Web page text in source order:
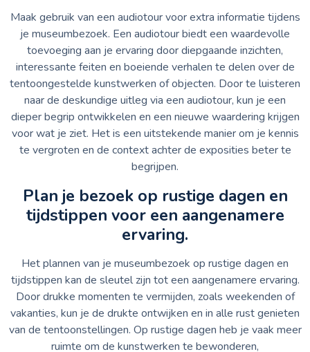
Maak gebruik van een audiotour voor extra informatie tijdens
je museumbezoek. Een audiotour biedt een waardevolle
toevoeging aan je ervaring door diepgaande inzichten,
interessante feiten en boeiende verhalen te delen over de
tentoongestelde kunstwerken of objecten. Door te luisteren
naar de deskundige uitleg via een audiotour, kun je een
dieper begrip ontwikkelen en een nieuwe waardering krijgen
voor wat je ziet. Het is een uitstekende manier om je kennis
te vergroten en de context achter de exposities beter te
begrijpen.
Plan je bezoek op rustige dagen en
tijdstippen voor een aangenamere
ervaring.
Het plannen van je museumbezoek op rustige dagen en
tijdstippen kan de sleutel zijn tot een aangenamere ervaring.
Door drukke momenten te vermijden, zoals weekenden of
vakanties, kun je de drukte ontwijken en in alle rust genieten
van de tentoonstellingen. Op rustige dagen heb je vaak meer
ruimte om de kunstwerken te bewonderen,